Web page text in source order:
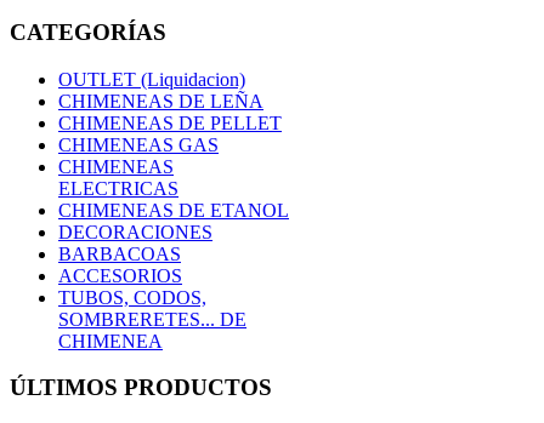
CATEGORÍAS
OUTLET (Liquidacion)
CHIMENEAS DE LEÑA
CHIMENEAS DE PELLET
CHIMENEAS GAS
CHIMENEAS
ELECTRICAS
CHIMENEAS DE ETANOL
DECORACIONES
BARBACOAS
ACCESORIOS
TUBOS, CODOS,
SOMBRERETES... DE
CHIMENEA
ÚLTIMOS PRODUCTOS